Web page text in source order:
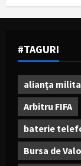
#TAGURI
alianța
Arbitru FIFA
baterie
Bursa de